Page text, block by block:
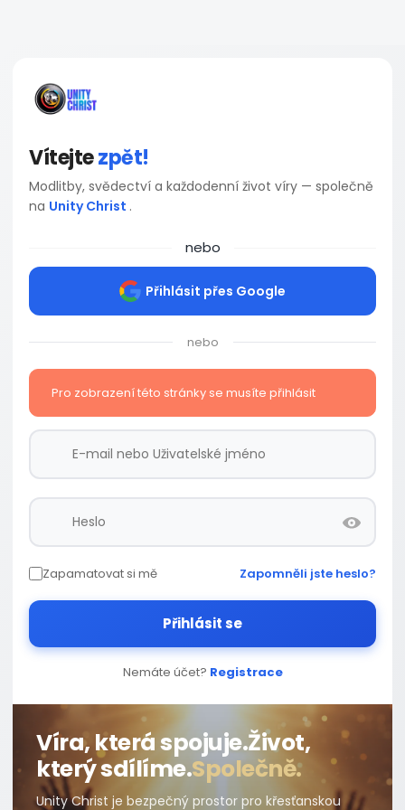
Vítejtezpět!
Modlitby, svědectví a každodenní život víry — společně
na Unity Christ .
nebo
Přihlásit přes Google
nebo
Pro zobrazení této stránky se musíte přihlásit
Zapamatovat si mě Zapomněli jste heslo?
Přihlásit se
Nemáte účet? Registrace
Víra, která spojuje.Život,
který sdílíme.Společně.
Unity Christ je bezpečný prostor pro křesťanskou